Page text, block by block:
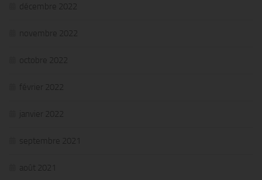
décembre 2022
novembre 2022
octobre 2022
février 2022
janvier 2022
septembre 2021
août 2021